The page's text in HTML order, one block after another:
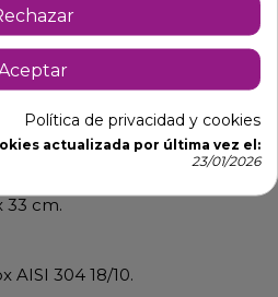
de producto
33 cm.
AISI 304 18/10.
Política de privacidad y cookies
actualizada por última vez el:
23/01/2026